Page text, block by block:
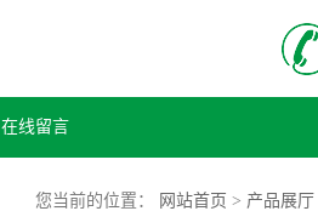
在线留言
您当前的位置： 网站首页 > 产品展厅